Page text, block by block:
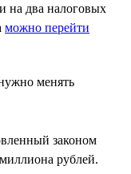
на два налоговых
можно перейти
менять
законом
рублей.